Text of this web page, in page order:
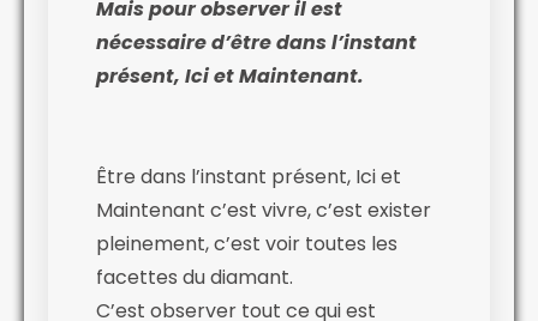
Mais pour observer il est
nécessaire d’être dans l’instant
présent, Ici et Maintenant.
Être dans l’instant présent, Ici et
Maintenant c’est vivre, c’est exister
pleinement, c’est voir toutes les
facettes du diamant.
C’est observer tout ce qui est